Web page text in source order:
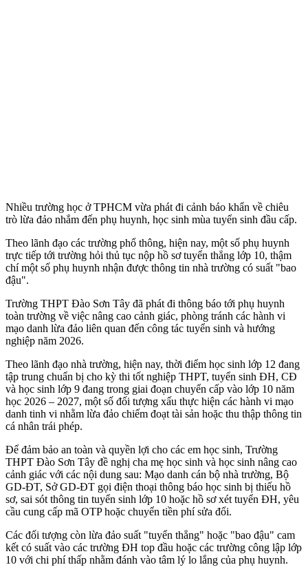
Nhiều trường học ở TPHCM vừa phát đi cảnh báo khẩn về chiêu
trò lừa đảo nhắm đến phụ huynh, học sinh mùa tuyển sinh đầu cấp.
Theo lãnh đạo các trường phổ thông, hiện nay, một số phụ huynh
trực tiếp tới trường hỏi thủ tục nộp hồ sơ tuyển thẳng lớp 10, thậm
chí một số phụ huynh nhận được thông tin nhà trường có suất "bao
đậu".
Trường THPT Đào Sơn Tây đã phát đi thông báo tới phụ huynh
toàn trường về việc nâng cao cảnh giác, phòng tránh các hành vi
mạo danh lừa đảo liên quan đến công tác tuyển sinh và hướng
nghiệp năm 2026.
Theo lãnh đạo nhà trường, hiện nay, thời điểm học sinh lớp 12 đang
tập trung chuẩn bị cho kỳ thi tốt nghiệp THPT, tuyển sinh ĐH, CĐ
và học sinh lớp 9 đang trong giai đoạn chuyển cấp vào lớp 10 năm
học 2026 – 2027, một số đối tượng xấu thực hiện các hành vi mạo
danh tinh vi nhằm lừa đảo chiếm đoạt tài sản hoặc thu thập thông tin
cá nhân trái phép.
Để đảm bảo an toàn và quyền lợi cho các em học sinh, Trường
THPT Đào Sơn Tây đề nghị cha mẹ học sinh và học sinh nâng cao
cảnh giác với các nội dung sau: Mạo danh cán bộ nhà trường, Bộ
GD-ĐT, Sở GD-ĐT gọi điện thoại thông báo học sinh bị thiếu hồ
sơ, sai sót thông tin tuyển sinh lớp 10 hoặc hồ sơ xét tuyển ĐH, yêu
cầu cung cấp mã OTP hoặc chuyển tiền phí sửa đổi.
Các đối tượng còn lừa đảo suất "tuyển thẳng" hoặc "bao đậu" cam
kết có suất vào các trường ĐH top đầu hoặc các trường công lập lớp
10 với chi phí thấp nhằm đánh vào tâm lý lo lắng của phụ huynh.